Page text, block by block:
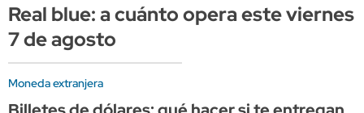
Real blue: a cuánto opera este viernes
7 de agosto
Moneda extranjera